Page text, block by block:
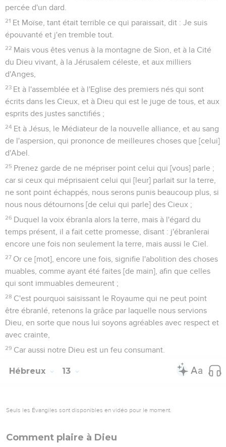
percée d'un dard.
21 Et Moïse, tant était terrible ce qui paraissait, dit : Je suis
épouvanté et j'en tremble tout.
22 Mais vous êtes venus à la montagne de Sion, et à la Cité
du Dieu vivant, à la Jérusalem céleste, et aux milliers
d'Anges,
23 Et à l'assemblée et à l'Eglise des premiers nés qui sont
écrits dans les Cieux, et à Dieu qui est le juge de tous, et aux
esprits des justes sanctifiés ;
24 Et à Jésus, le Médiateur de la nouvelle alliance, et au sang
de l'aspersion, qui prononce de meilleures choses que [celui]
d'Abel.
25 Prenez garde de ne mépriser point celui qui [vous] parle ;
car si ceux qui méprisaient celui qui [leur] parlait sur la terre,
ne sont point échappés, nous serons punis beaucoup plus, si
nous nous détournons [de celui qui parle] des Cieux ;
26 Duquel la voix ébranla alors la terre, mais à l'égard du
temps présent, il a fait cette promesse, disant : j'ébranlerai
encore une fois non seulement la terre, mais aussi le Ciel.
27 Or ce [mot], encore une fois, signifie l'abolition des choses
muables, comme ayant été faites [de main], afin que celles
qui sont immuables demeurent ;
28 C'est pourquoi saisissant le Royaume qui ne peut point
être ébranlé, retenons la grâce par laquelle nous servions
Dieu, en sorte que nous lui soyons agréables avec respect et
avec crainte,
29 Car aussi notre Dieu est un feu consumant.
Hébreux 13
Seuls les Évangiles sont disponibles en vidéo pour le moment.
Comment plaire à Dieu